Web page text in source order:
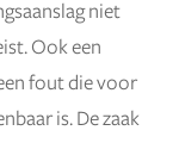
niet
Ook een
fout die voor
is. De zaak